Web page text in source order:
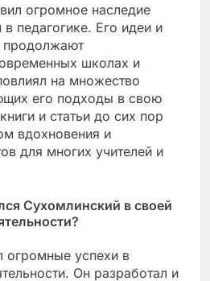
огромное наследие
педагогике. Его идеи и
продолжают
школах и
на множество
его подходы в свою
и статьи до сих пор
вдохновения и
для многих учителей и
Сухомлинский в своей
огромные успехи в
Он разработал и